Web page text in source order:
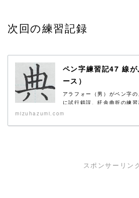
次回の練習記録
ペン字練習記47 線
ース）
アラフォー（男）がペン字
に試行錯誤、紆余曲折の練
字...
mizuhazumi.com
スポンサーリン